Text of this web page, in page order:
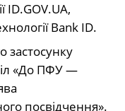
ID.GOV.UA,
Bank ID.
застосунку
«До ПФУ —
посвідчення».